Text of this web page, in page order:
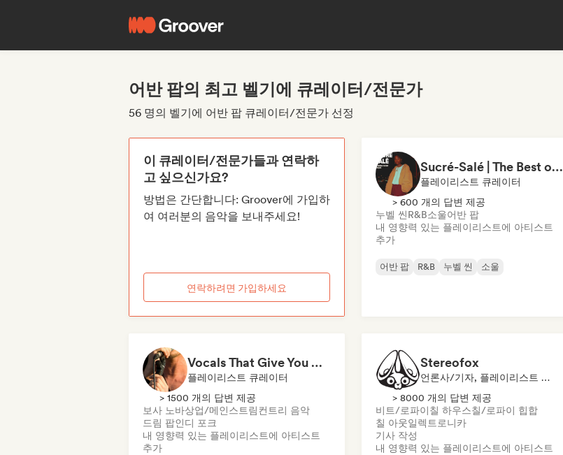
어반 팝의 최고 벨기에 큐레이터/전문가
56 명의 벨기에 어반 팝 큐레이터/전문가 선정
이 큐레이터/전문가들과 연락하
고 싶으신가요?
방법은 간단합니다: Groover에 가입하
여 여러분의 음악을 보내주세요!
연락하려면 가입하세요
Sucré-Salé | The Best of French R&B
플레이리스트 큐레이터
> 600 개의 답변 제공
누벨 씬R&B소울어반 팝
내 영향력 있는 플레이리스트에 아티스트
추가
어반 팝 R&B 누벨 씬 소울
Vocals That Give You Chills
플레이리스트 큐레이터
> 1500 개의 답변 제공
보사 노바상업/메인스트림컨트리 음악
드림 팝인디 포크
내 영향력 있는 플레이리스트에 아티스트
추가
Stereofox
언론사/기자, 플레이리스트 큐레이터
> 8000 개의 답변 제공
비트/로파이칠 하우스칠/로파이 힙합
칠 아웃일렉트로니카
기사 작성
내 영향력 있는 플레이리스트에 아티스트